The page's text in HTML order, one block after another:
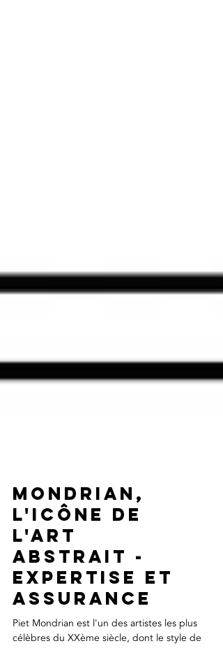
Mondrian,
l'icône de
l'art
abstrait -
expertise et
assurance